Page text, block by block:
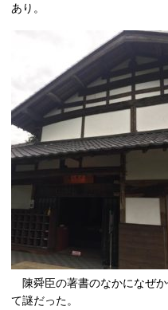
あり。
陳舜臣の著書のなかになぜ
て謎だった。